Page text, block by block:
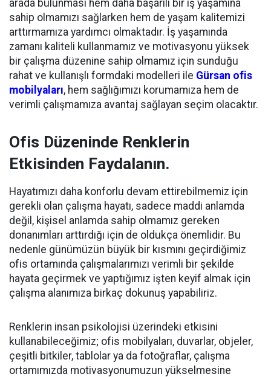
arada bulunması hem daha başarılı bir iş yaşamına
sahip olmamızı sağlarken hem de yaşam kalitemizi
arttırmamıza yardımcı olmaktadır. İş yaşamında
zamanı kaliteli kullanmamız ve motivasyonu yüksek
bir çalışma düzenine sahip olmamız için sunduğu
rahat ve kullanışlı formdaki modelleri ile Gürsan ofis
mobilyaları, hem sağlığımızı korumamıza hem de
verimli çalışmamıza avantaj sağlayan seçim olacaktır.
Ofis Düzeninde Renklerin
Etkisinden Faydalanın.
Hayatımızı daha konforlu devam ettirebilmemiz için
gerekli olan çalışma hayatı, sadece maddi anlamda
değil, kişisel anlamda sahip olmamız gereken
donanımları arttırdığı için de oldukça önemlidir. Bu
nedenle günümüzün büyük bir kısmını geçirdiğimiz
ofis ortamında çalışmalarımızı verimli bir şekilde
hayata geçirmek ve yaptığımız işten keyif almak için
çalışma alanımıza birkaç dokunuş yapabiliriz.
Renklerin insan psikolojisi üzerindeki etkisini
kullanabileceğimiz; ofis mobilyaları, duvarlar, objeler,
çeşitli bitkiler, tablolar ya da fotoğraflar, çalışma
ortamımızda motivasyonumuzun yükselmesine